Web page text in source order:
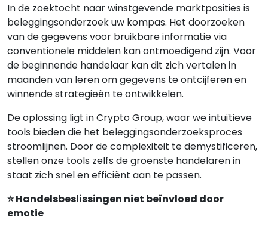
In de zoektocht naar winstgevende marktposities is
beleggingsonderzoek uw kompas. Het doorzoeken
van de gegevens voor bruikbare informatie via
conventionele middelen kan ontmoedigend zijn. Voor
de beginnende handelaar kan dit zich vertalen in
maanden van leren om gegevens te ontcijferen en
winnende strategieën te ontwikkelen.
De oplossing ligt in Crypto Group, waar we intuïtieve
tools bieden die het beleggingsonderzoeksproces
stroomlijnen. Door de complexiteit te demystificeren,
stellen onze tools zelfs de groenste handelaren in
staat zich snel en efficiënt aan te passen.
⭐ Handelsbeslissingen niet beïnvloed door
emotie